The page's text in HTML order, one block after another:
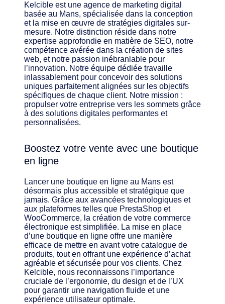
Kelcible est une agence de marketing digital
basée au Mans, spécialisée dans la conception
et la mise en œuvre de stratégies digitales sur-
mesure. Notre distinction réside dans notre
expertise approfondie en matière de SEO, notre
compétence avérée dans la création de sites
web, et notre passion inébranlable pour
l’innovation. Notre équipe dédiée travaille
inlassablement pour concevoir des solutions
uniques parfaitement alignées sur les objectifs
spécifiques de chaque client. Notre mission :
propulser votre entreprise vers les sommets grâce
à des solutions digitales performantes et
personnalisées.
Boostez votre vente avec une boutique
en ligne
Lancer une boutique en ligne au Mans est
désormais plus accessible et stratégique que
jamais. Grâce aux avancées technologiques et
aux plateformes telles que PrestaShop et
WooCommerce, la création de votre commerce
électronique est simplifiée. La mise en place
d’une boutique en ligne offre une manière
efficace de mettre en avant votre catalogue de
produits, tout en offrant une expérience d’achat
agréable et sécurisée pour vos clients. Chez
Kelcible, nous reconnaissons l’importance
cruciale de l’ergonomie, du design et de l’UX
pour garantir une navigation fluide et une
expérience utilisateur optimale.